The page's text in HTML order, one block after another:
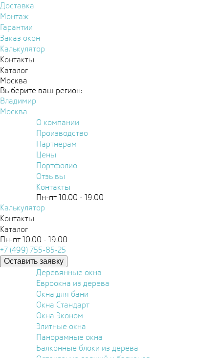
Доставка
Монтаж
Гарантии
Заказ окон
Калькулятор
Контакты
Каталог
Москва
Выберите ваш регион:
Владимир
Москва
О компании
Производство
Партнерам
Цены
Портфолио
Отзывы
Контакты
Пн-пт 10.00 - 19.00
Калькулятор
Контакты
Каталог
Пн-пт 10.00 - 19.00
+7 (499) 755-85-25
Оставить заявку
Деревянные окна
Евроокна из дерева
Окна для бани
Окна Стандарт
Окна Эконом
Элитные окна
Панорамные окна
Балконные блоки из дерева